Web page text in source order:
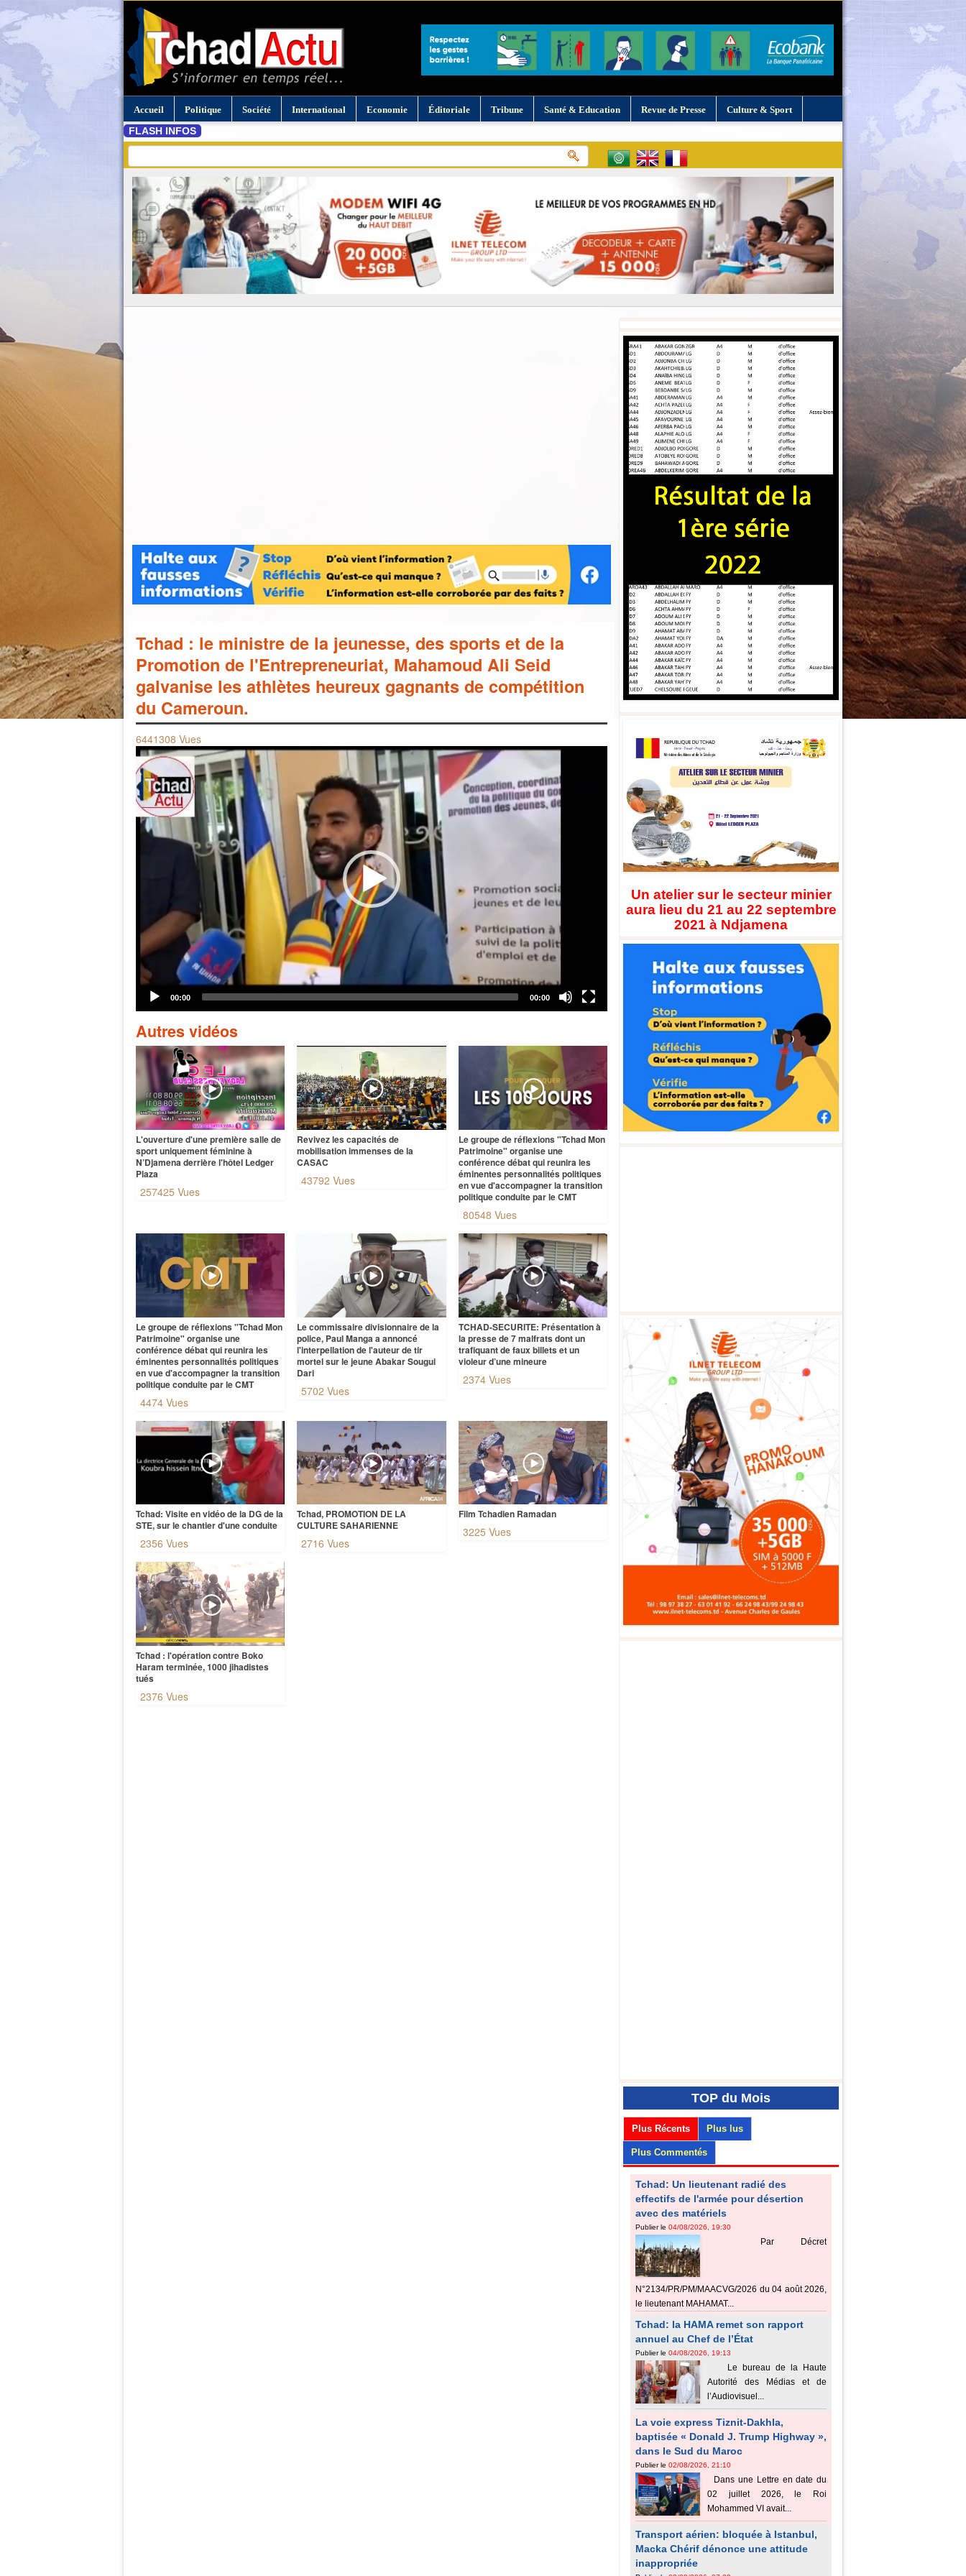
Accueil Politique Société International Economie Éditoriale Tribune Santé & Education Revue de Presse Culture & Sport
FLASH INFOS
Tchad : le ministre de la jeunesse, des sports et de la
Promotion de l'Entrepreneuriat, Mahamoud Ali Seid
galvanise les athlètes heureux gagnants de compétition
du Cameroun.
6441308 Vues
Autres vidéos
L'ouverture d'une première salle de
sport uniquement féminine à
N’Djamena derrière l'hôtel Ledger
Plaza
257425 Vues
Revivez les capacités de
mobilisation immenses de la
CASAC
43792 Vues
Le groupe de réflexions "Tchad Mon
Patrimoine" organise une
conférence débat qui reunira les
éminentes personnalités politiques
en vue d'accompagner la transition
politique conduite par le CMT
80548 Vues
Le groupe de réflexions "Tchad Mon
Patrimoine" organise une
conférence débat qui reunira les
éminentes personnalités politiques
en vue d'accompagner la transition
politique conduite par le CMT
4474 Vues
Le commissaire divisionnaire de la
police, Paul Manga a annoncé
l'interpellation de l'auteur de tir
mortel sur le jeune Abakar Sougui
Dari
5702 Vues
TCHAD-SECURITE: Présentation à
la presse de 7 malfrats dont un
trafiquant de faux billets et un
violeur d’une mineure
2374 Vues
Tchad: Visite en vidéo de la DG de la
STE, sur le chantier d'une conduite
2356 Vues
Tchad, PROMOTION DE LA
CULTURE SAHARIENNE
2716 Vues
Film Tchadien Ramadan
3225 Vues
Tchad : l'opération contre Boko
Haram terminée, 1000 jihadistes
tués
2376 Vues
Un atelier sur le secteur minier
aura lieu du 21 au 22 septembre
2021 à Ndjamena
TOP du Mois
Plus Récents Plus lus
Plus Commentés
Tchad: Un lieutenant radié des
effectifs de l'armée pour désertion
avec des matériels
Publier le 04/08/2026, 19:30
Par Décret
N°2134/PR/PM/MAACVG/2026 du 04 août 2026,
le lieutenant MAHAMAT...
Tchad: la HAMA remet son rapport
annuel au Chef de l’État
Publier le 04/08/2026, 19:13
Le bureau de la Haute
Autorité des Médias et de
l’Audiovisuel...
La voie express Tiznit-Dakhla,
baptisée « Donald J. Trump Highway »,
dans le Sud du Maroc
Publier le 02/08/2026, 21:10
Dans une Lettre en date du
02 juillet 2026, le Roi
Mohammed VI avait...
Transport aérien: bloquée à Istanbul,
Macka Chérif dénonce une attitude
inappropriée